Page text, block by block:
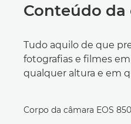
Conteúdo da
Tudo aquilo de que
fotografias e filmes
qualquer altura e em
Corpo da câmara EOS